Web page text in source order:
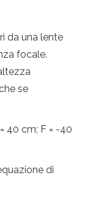
da una lente
focale.
se
40 cm; F = -40
di